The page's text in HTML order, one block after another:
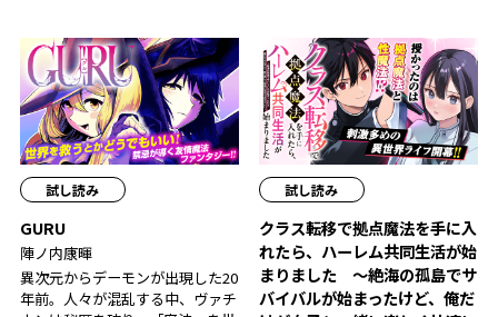
試し読み
GURU
陣ノ内康暉
異次元からデーモンが出現した20
年前。人々が混乱する中、ヴァチ
試し読み
クラス転移で拠点魔法を手に入
れたら、ハーレム共同生活が始
まりました ～絶海の孤島でサ
バイバルが始まったけど、俺だ